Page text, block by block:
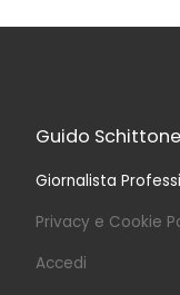
Guido Schittone
Giornalista
Privacy e Cookie
Accedi